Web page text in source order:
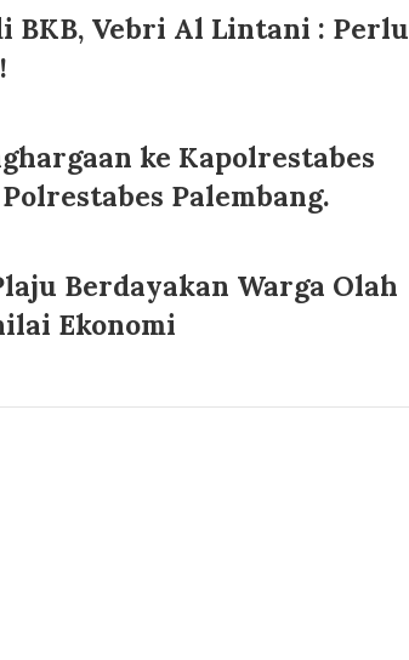
BKB, Vebri Al Lintani : Perlu
ke Kapolrestabes
Palembang.
Berdayakan Warga Olah
Ekonomi